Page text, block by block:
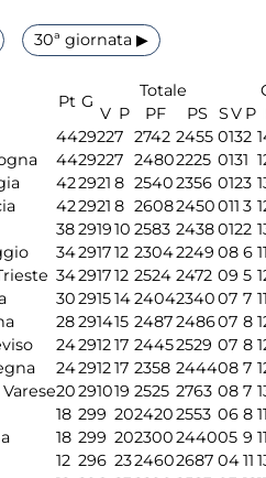
30ª giornata ▶
Pt G
Totale
V P PF PS SV P
4429227 2742 2455 0132
4429227 24802225 0131
422921 8 25402356 0123
422921 8 26082450011 3
38291910 2583 24380122
34291712 23042249 08 6
34291712 2524 2472 09 5
302915142404234007 7
28291415 2487248607 8
24291217 24452529 07 8
24291217 2358 244408 7
20291019 2525 2763 08 7
18 299 2024202553 06 8
18 299 202300244005 9
12 296 2324602687 0411